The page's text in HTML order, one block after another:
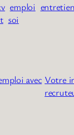
emploi entretien
soi
avec Votre